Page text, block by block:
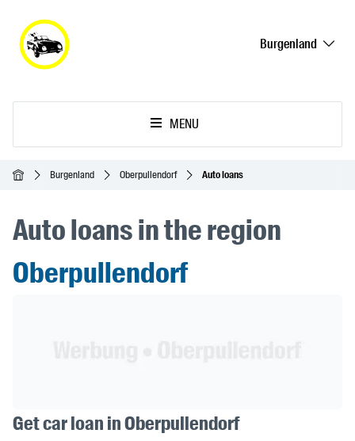
Burgenland
MENU
HomepageBurgenland Oberpullendorf Auto loans
Auto loans in the region
Oberpullendorf
Get car loan in Oberpullendorf